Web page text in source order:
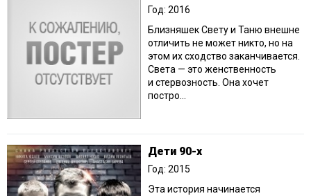
Год: 2016
Близняшек Свету и Таню внешне
отличить не может никто, но на
этом их сходство заканчивается.
Света — это женственность
и стервозность. Она хочет
постро...
Дети 90-х
Год: 2015
Эта история начинается